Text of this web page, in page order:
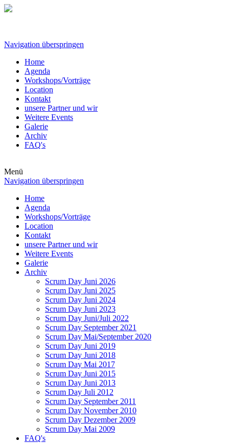
Navigation überspringen
Home
Agenda
Workshops/Vorträge
Location
Kontakt
unsere Partner und wir
Weitere Events
Galerie
Archiv
FAQ's
Menü
Navigation überspringen
Home
Agenda
Workshops/Vorträge
Location
Kontakt
unsere Partner und wir
Weitere Events
Galerie
Archiv
Scrum Day Juni 2026
Scrum Day Juni 2025
Scrum Day Juni 2024
Scrum Day Juni 2023
Scrum Day Juni/Juli 2022
Scrum Day September 2021
Scrum Day Mai/September 2020
Scrum Day Juni 2019
Scrum Day Juni 2018
Scrum Day Mai 2017
Scrum Day Juni 2015
Scrum Day Juni 2013
Scrum Day Juli 2012
Scrum Day September 2011
Scrum Day November 2010
Scrum Day Dezember 2009
Scrum Day Mai 2009
FAQ's